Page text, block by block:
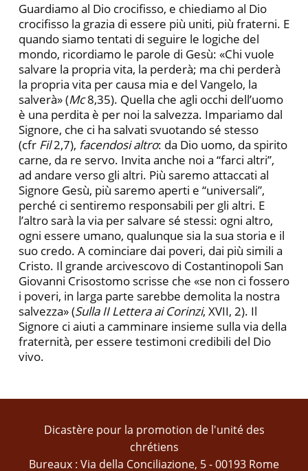
Guardiamo al Dio crocifisso, e chiediamo al Dio
crocifisso la grazia di essere più uniti, più fraterni. E
quando siamo tentati di seguire le logiche del
mondo, ricordiamo le parole di Gesù: «Chi vuole
salvare la propria vita, la perderà; ma chi perderà
la propria vita per causa mia e del Vangelo, la
salverà» (Mc8,35). Quella che agli occhi dell’uomo
è una perdita è per noi la salvezza. Impariamo dal
Signore, che ci ha salvati svuotando sé stesso
(cfr Fil2,7), facendosi altro: da Dio uomo, da spirito
carne, da re servo. Invita anche noi a “farci altri”,
ad andare verso gli altri. Più saremo attaccati al
Signore Gesù, più saremo aperti e “universali”,
perché ci sentiremo responsabili per gli altri. E
l’altro sarà la via per salvare sé stessi: ogni altro,
ogni essere umano, qualunque sia la sua storia e il
suo credo. A cominciare dai poveri, dai più simili a
Cristo. Il grande arcivescovo di Costantinopoli San
Giovanni Crisostomo scrisse che «se non ci fossero
i poveri, in larga parte sarebbe demolita la nostra
salvezza» (Sulla II Lettera ai Corinzi, XVII, 2). Il
Signore ci aiuti a camminare insieme sulla via della
fraternità, per essere testimoni credibili del Dio
vivo.
Dicastère pour la promotion de l'unité des
chrétiens
Bureaux : Via della Conciliazione, 5 - 00193 Rome